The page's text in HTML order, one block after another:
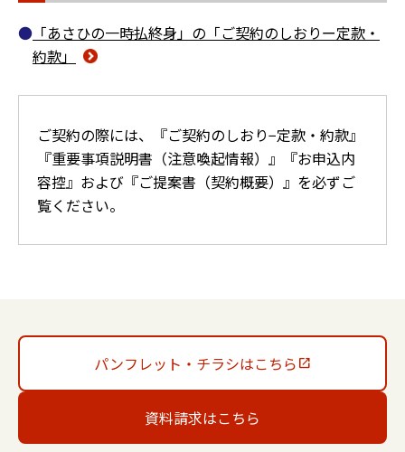
「あさひの一時払終身」の「ご契約のしおりー定款・
約款」
ご契約の際には、『ご契約のしおり−定款・約款』
『重要事項説明書（注意喚起情報）』『お申込内
容控』および『ご提案書（契約概要）』を必ずご
覧ください。
パンフレット・チラシはこちら
資料請求はこちら